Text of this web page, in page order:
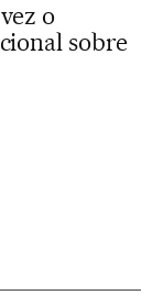
o
sobre